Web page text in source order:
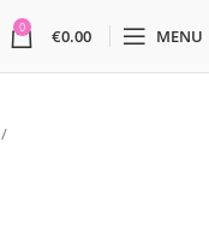
0 €0.00 MENU